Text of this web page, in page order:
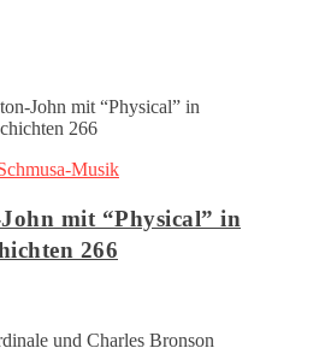
Musik
mit “Physical” in
266